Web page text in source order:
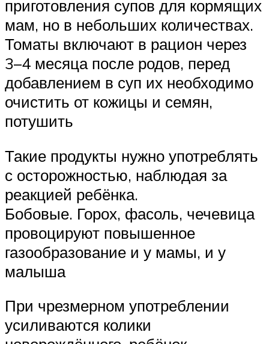
приготовления супов для кормящих
мам, но в небольших количествах.
Томаты включают в рацион через
3–4 месяца после родов, перед
добавлением в суп их необходимо
очистить от кожицы и семян,
потушить
Такие продукты нужно употреблять
с осторожностью, наблюдая за
реакцией ребёнка.
Бобовые. Горох, фасоль, чечевица
провоцируют повышенное
газообразование и у мамы, и у
малыша
При чрезмерном употреблении
усиливаются колики